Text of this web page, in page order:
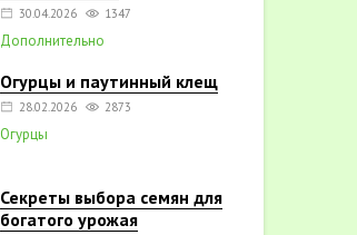
30.04.2026 1347
Дополнительно
Огурцы и паутинный клещ
28.02.2026 2873
Огурцы
Секреты выбора семян для
богатого урожая